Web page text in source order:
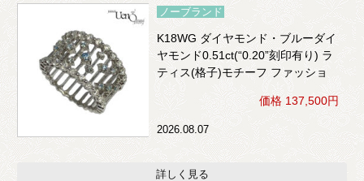
ノーブランド
K18WG ダイヤモンド・ブルーダイ
ヤモンド0.51ct(“0.20”刻印有り) ラ
ティス(格子)モチーフ ファッショ
ンリング
価格 137,500円
2026.08.07
詳しく見る